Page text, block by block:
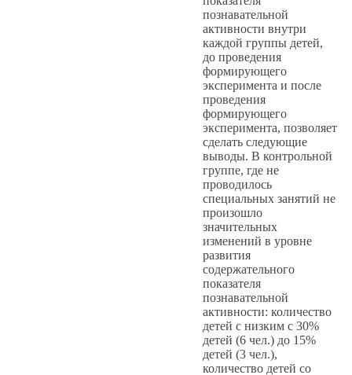
познавательной
активности внутри
каждой группы детей,
до проведения
формирующего
эксперимента и после
проведения
формирующего
эксперимента, позволяет
сделать следующие
выводы. В контрольной
группе, где не
проводилось
специальных занятий не
произошло
значительных
изменений в уровне
развития
содержательного
показателя
познавательной
активности: количество
детей с низким с 30%
детей (6 чел.) до 15%
детей (3 чел.),
количество детей со